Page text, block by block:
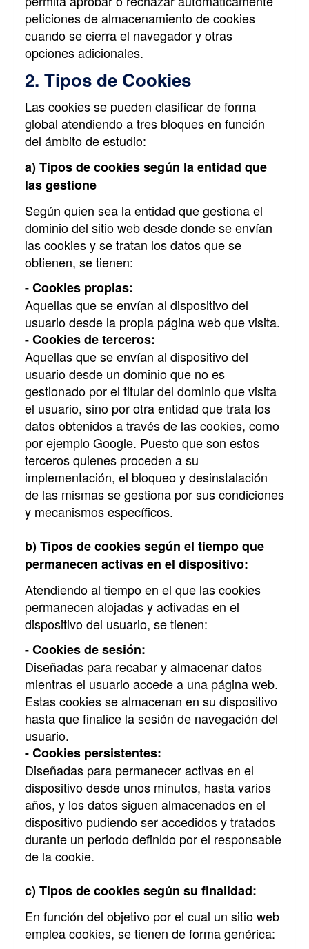
peticiones de almacenamiento de cookies
cuando se cierra el navegador y otras
opciones adicionales.
2. Tipos de Cookies
Las cookies se pueden clasificar de forma
global atendiendo a tres bloques en función
del ámbito de estudio:
a) Tipos de cookies según la entidad que
las gestione
Según quien sea la entidad que gestiona el
dominio del sitio web desde donde se envían
las cookies y se tratan los datos que se
obtienen, se tienen:
- Cookies propias:
Aquellas que se envían al dispositivo del
usuario desde la propia página web que visita.
- Cookies de terceros:
Aquellas que se envían al dispositivo del
usuario desde un dominio que no es
gestionado por el titular del dominio que visita
el usuario, sino por otra entidad que trata los
datos obtenidos a través de las cookies, como
por ejemplo Google. Puesto que son estos
terceros quienes proceden a su
implementación, el bloqueo y desinstalación
de las mismas se gestiona por sus condiciones
y mecanismos específicos.
b) Tipos de cookies según el tiempo que
permanecen activas en el dispositivo:
Atendiendo al tiempo en el que las cookies
permanecen alojadas y activadas en el
dispositivo del usuario, se tienen:
- Cookies de sesión:
Diseñadas para recabar y almacenar datos
mientras el usuario accede a una página web.
Estas cookies se almacenan en su dispositivo
hasta que finalice la sesión de navegación del
usuario.
- Cookies persistentes:
Diseñadas para permanecer activas en el
dispositivo desde unos minutos, hasta varios
años, y los datos siguen almacenados en el
dispositivo pudiendo ser accedidos y tratados
durante un periodo definido por el responsable
de la cookie.
c) Tipos de cookies según su finalidad:
En función del objetivo por el cual un sitio web
emplea cookies, se tienen de forma genérica: